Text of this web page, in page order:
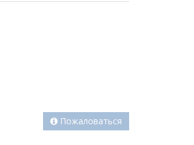
Пожаловаться